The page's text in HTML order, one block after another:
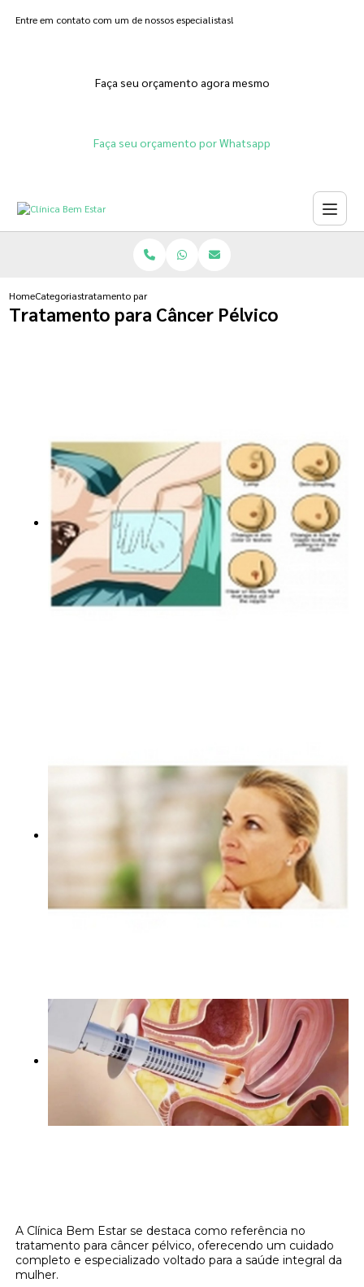
Entre em contato com um de nossos especialistas!
Faça seu orçamento agora mesmo
Faça seu orçamento por Whatsapp
HomeCategoriastratamento para cancer pelvico
Tratamento para Câncer Pélvico
A Clínica Bem Estar se destaca como referência no
tratamento para câncer pélvico, oferecendo um cuidado
completo e especializado voltado para a saúde integral da
mulher.